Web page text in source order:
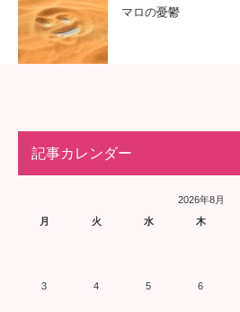
マロの憂鬱
記事カレンダー
2026年8月
月
火 水 木
3 4 5 6